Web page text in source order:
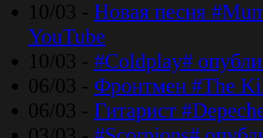
10/03 - Новая песня
YouTube
10/03 - #Coldplay#
06/03 - Фронтмен #The
06/03 - Гитарист